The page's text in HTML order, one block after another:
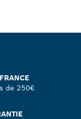
de 250€